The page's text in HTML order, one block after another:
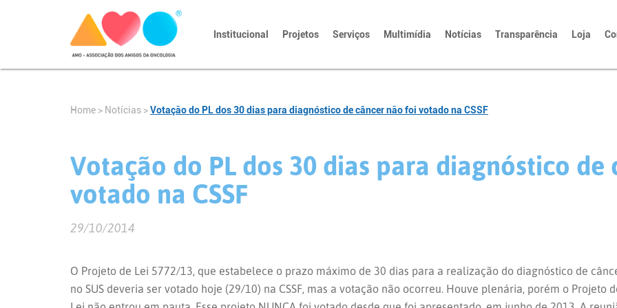
Institucional Projetos Serviços Multimídia Notícias Transparência Loja
Home > Notícias >Votação do PL dos 30 dias para diagnóstico de câncer não foi votado na CSSF
Votação do PL dos 30 dias para diagnóstico de
votado na CSSF
29/10/2014
O Projeto de Lei 5772/13, que estabelece o prazo máximo de 30 dias para a realização do diagnóstico de
no SUS deveria ser votado hoje (29/10) na CSSF, mas a votação não ocorreu. Houve plenária, porém o Projeto